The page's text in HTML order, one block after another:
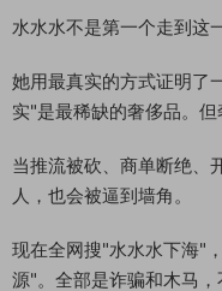
水水水不是第一个走到这
她用最真实的方式证明了
实"是最稀缺的奢侈品。但
当推流被砍、商单断绝
人，也会被逼到墙角。
现在全网搜"水水水下海"
源"。全部是诈骗和木马，